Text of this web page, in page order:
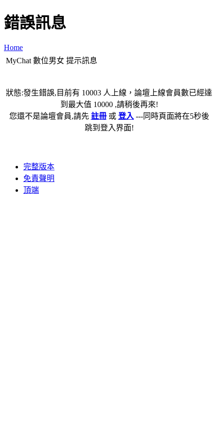
錯誤訊息
Home
MyChat 數位男女 提示訊息
狀態:發生錯誤,目前有 10003 人上線，論壇上線會員數已經達
到最大值 10000 ,請稍後再來!
您還不是論壇會員,請先 註冊或 登入 ---同時頁面將在5秒後
跳到登入界面!
完整版本
免責聲明
頂端